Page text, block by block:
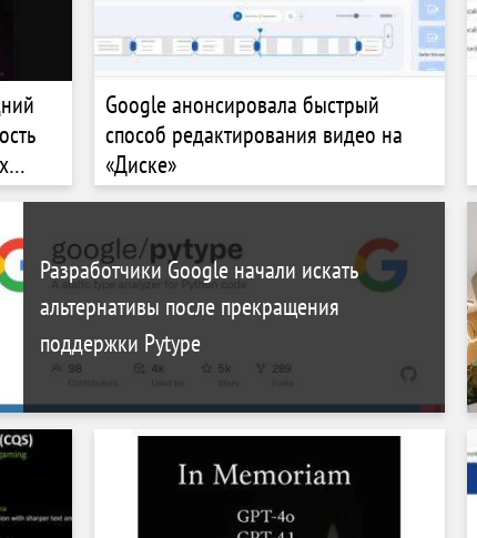
Google анонсировала быстрый
способ редактирования видео на
«Диске»
Разработчики Google начали искать
альтернативы после прекращения
поддержки Pytype